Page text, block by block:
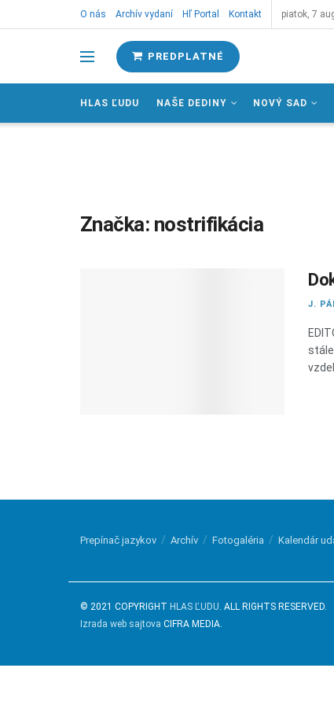
O nás Archív vydaní Hľ Portal Kontakt piatok, 7
PREDPLATNÉ
HLAS ĽUDU NAŠE DEDINY NOVÝ SAD
Značka: nostrifikácia
J.
Prepínač jazykov Archív Fotogaléria Kalendár
© 2021 COPYRIGHT HLAS ĽUDU. ALL RIGHTS RESERVED.
Izrada web sajtova CIFRA MEDIA.